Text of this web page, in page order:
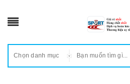
Chọn danh mục